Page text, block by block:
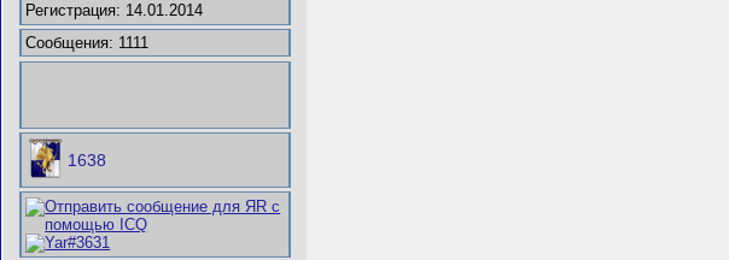
Регистрация: 14.01.2014
Сообщения: 1111
1638